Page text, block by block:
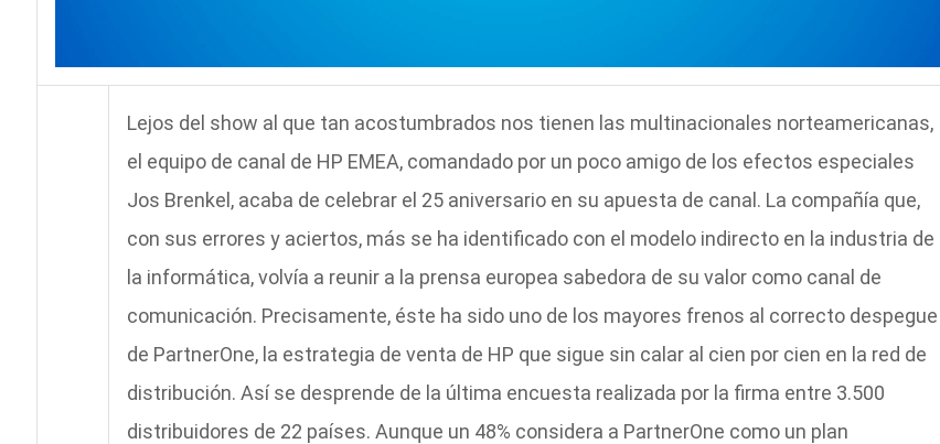
Lejos del show al que tan acostumbrados nos tienen las multinacionales norteamericanas,
el equipo de canal de HP EMEA, comandado por un poco amigo de los efectos especiales
Jos Brenkel, acaba de celebrar el 25 aniversario en su apuesta de canal. La compañía que,
con sus errores y aciertos, más se ha identificado con el modelo indirecto en la industria de
la informática, volvía a reunir a la prensa europea sabedora de su valor como canal de
comunicación. Precisamente, éste ha sido uno de los mayores frenos al correcto despegue
de PartnerOne, la estrategia de venta de HP que sigue sin calar al cien por cien en la red de
distribución. Así se desprende de la última encuesta realizada por la firma entre 3.500
distribuidores de 22 países. Aunque un 48% considera a PartnerOne como un plan